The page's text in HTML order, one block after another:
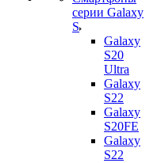
серии Galaxy
S
Galaxy
S20
Ultra
Galaxy
S22
Galaxy
S20FE
Galaxy
S22